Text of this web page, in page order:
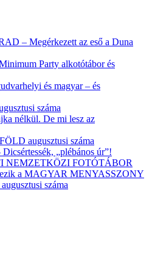
– Megérkezett az eső a Duna
Party alkotótábor és
és magyar – és
száma
nélkül. De mi lesz az
augusztusi száma
„plébános úr”!
NEMZETKÖZI FOTÓTÁBOR
a MAGYAR MENYASSZONY
száma